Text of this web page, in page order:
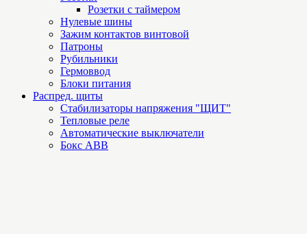
Розетки с таймером
Нулевые шины
Зажим контактов винтовой
Патроны
Рубильники
Гермоввод
Блоки питания
Распред. щиты
Стабилизаторы напряжения "ЩИТ"
Тепловые реле
Автоматические выключатели
Бокс ABB